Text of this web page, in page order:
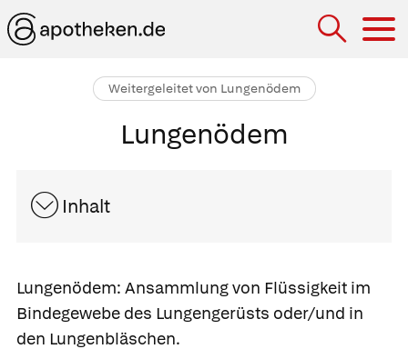
Weitergeleitet von Lungenödem
Lungenödem
Inhalt
Lungenödem: Ansammlung von Flüssigkeit im
Bindegewebe des Lungengerüsts oder/und in
den Lungenbläschen.